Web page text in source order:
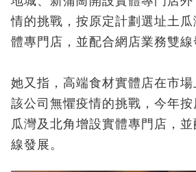
情的挑戰，按原定計劃選址土
體專門店，並配合網店業務雙線
她又指，高端食材實體店在市場
該公司無懼疫情的挑戰，今年
瓜灣及北角增設實體專門店，
線發展。